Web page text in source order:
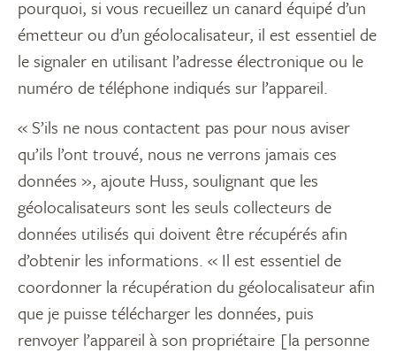
pourquoi, si vous recueillez un canard équipé d’un
émetteur ou d’un géolocalisateur, il est essentiel de
le signaler en utilisant l’adresse électronique ou le
numéro de téléphone indiqués sur l’appareil.
« S’ils ne nous contactent pas pour nous aviser
qu’ils l’ont trouvé, nous ne verrons jamais ces
données », ajoute Huss, soulignant que les
géolocalisateurs sont les seuls collecteurs de
données utilisés qui doivent être récupérés afin
d’obtenir les informations. « Il est essentiel de
coordonner la récupération du géolocalisateur afin
que je puisse télécharger les données, puis
renvoyer l’appareil à son propriétaire [la personne